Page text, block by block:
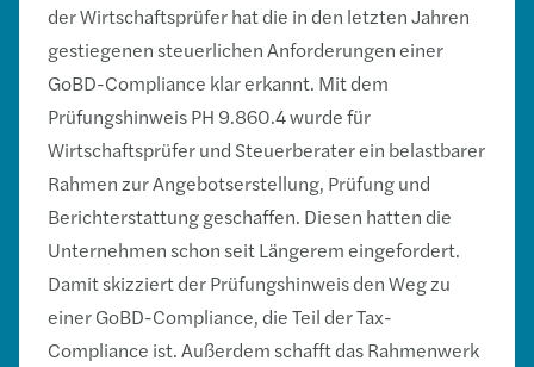
der Wirtschaftsprüfer hat die in den letzten Jahren
gestiegenen steuerlichen Anforderungen einer
GoBD-Compliance klar erkannt. Mit dem
Prüfungshinweis PH 9.860.4 wurde für
Wirtschaftsprüfer und Steuerberater ein belastbarer
Rahmen zur Angebotserstellung, Prüfung und
Berichterstattung geschaffen. Diesen hatten die
Unternehmen schon seit Längerem eingefordert.
Damit skizziert der Prüfungshinweis den Weg zu
einer GoBD-Compliance, die Teil der Tax-
Compliance ist. Außerdem schafft das Rahmenwerk